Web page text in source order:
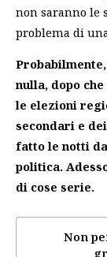
non saranno le
problema di
nulla, dopo
le elezioni
secondari e
fatto le notti
politica.
di cose serie.
Non